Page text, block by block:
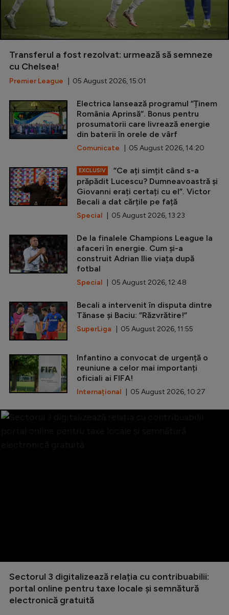
Transferul a fost rezolvat: urmează să semneze
cu Chelsea!
Premier League | 05 August 2026, 15:01
Electrica lansează programul ”Ținem
România Aprinsă”. Bonus pentru
prosumatorii care livrează energie
din baterii în orele de vârf
Comunicate | 05 August 2026, 14:20
EXCLUSIV
”Ce ați simțit când s-a
prăpădit Lucescu? Dumneavoastră și
Giovanni erați certați cu el”. Victor
Becali a dat cărțile pe față
Special | 05 August 2026, 13:23
De la finalele Champions League la
afaceri în energie. Cum și-a
construit Adrian Ilie viața după
fotbal
Special | 05 August 2026, 12:48
Becali a intervenit în disputa dintre
Tănase și Baciu: ”Răzvrătire!”
SuperLiga | 05 August 2026, 11:55
Infantino a convocat de urgență o
reuniune a celor mai importanți
oficiali ai FIFA!
Internațional | 05 August 2026, 10:27
Sectorul 3 digitalizează relația cu contribuabilii:
portal online pentru taxe locale și semnătură
electronică gratuită